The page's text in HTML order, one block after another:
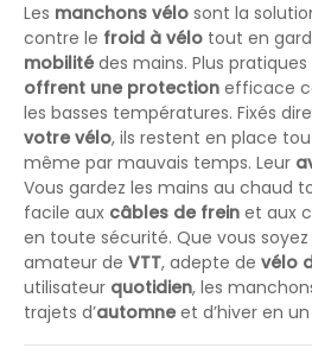
Les manchons vélo sont la
contre le froid à vélo tout en
mobilitédes mains. Plus pratiques
offrent une protection efficace
les basses températures. Fixés
votre vélo, ils restent en place
même par mauvais temps. Leur
Vous gardez les mains au chaud
facile aux câbles de frein et aux
en toute sécurité. Que vous soyez
amateur de VTT, adepte de vélo
utilisateur quotidien, les
trajets d’automneet d’hiver en